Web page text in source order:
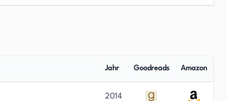
Jahr Goodreads Amazon
2014